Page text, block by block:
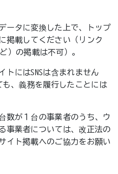
ータに変換した上で、トップ
掲載してください（リンク
）の掲載は不可）。
にはSNSは含まれません
も、義務を履行したことには
数が１台の事業者のうち、ウ
事業者については、改正法の
イト掲載へのご協力をお願い